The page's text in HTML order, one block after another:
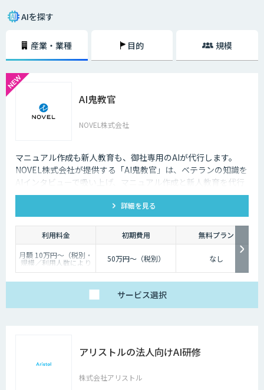
AIを探す
産業・業種 目的 規模
AI鬼教官
NOVEL株式会社
マニュアル作成も新人教育も、御社専用のAIが代行します。
NOVEL株式会社が提供する「AI鬼教官」は、ベテランの知識を
AIインタビューで吸い上げ、マニュアル作成と新人教育を代行
するAI教育係です。24時間・出典つきで新人の質問に答えま
詳細を見る
利用料金 初期費用
無料プラン
月額 10万円〜（税別・
規模／利用人数により
個別見積）
50万円〜（税別） なし
サービス選択
アリストルの法人向けAI研修
株式会社アリストル